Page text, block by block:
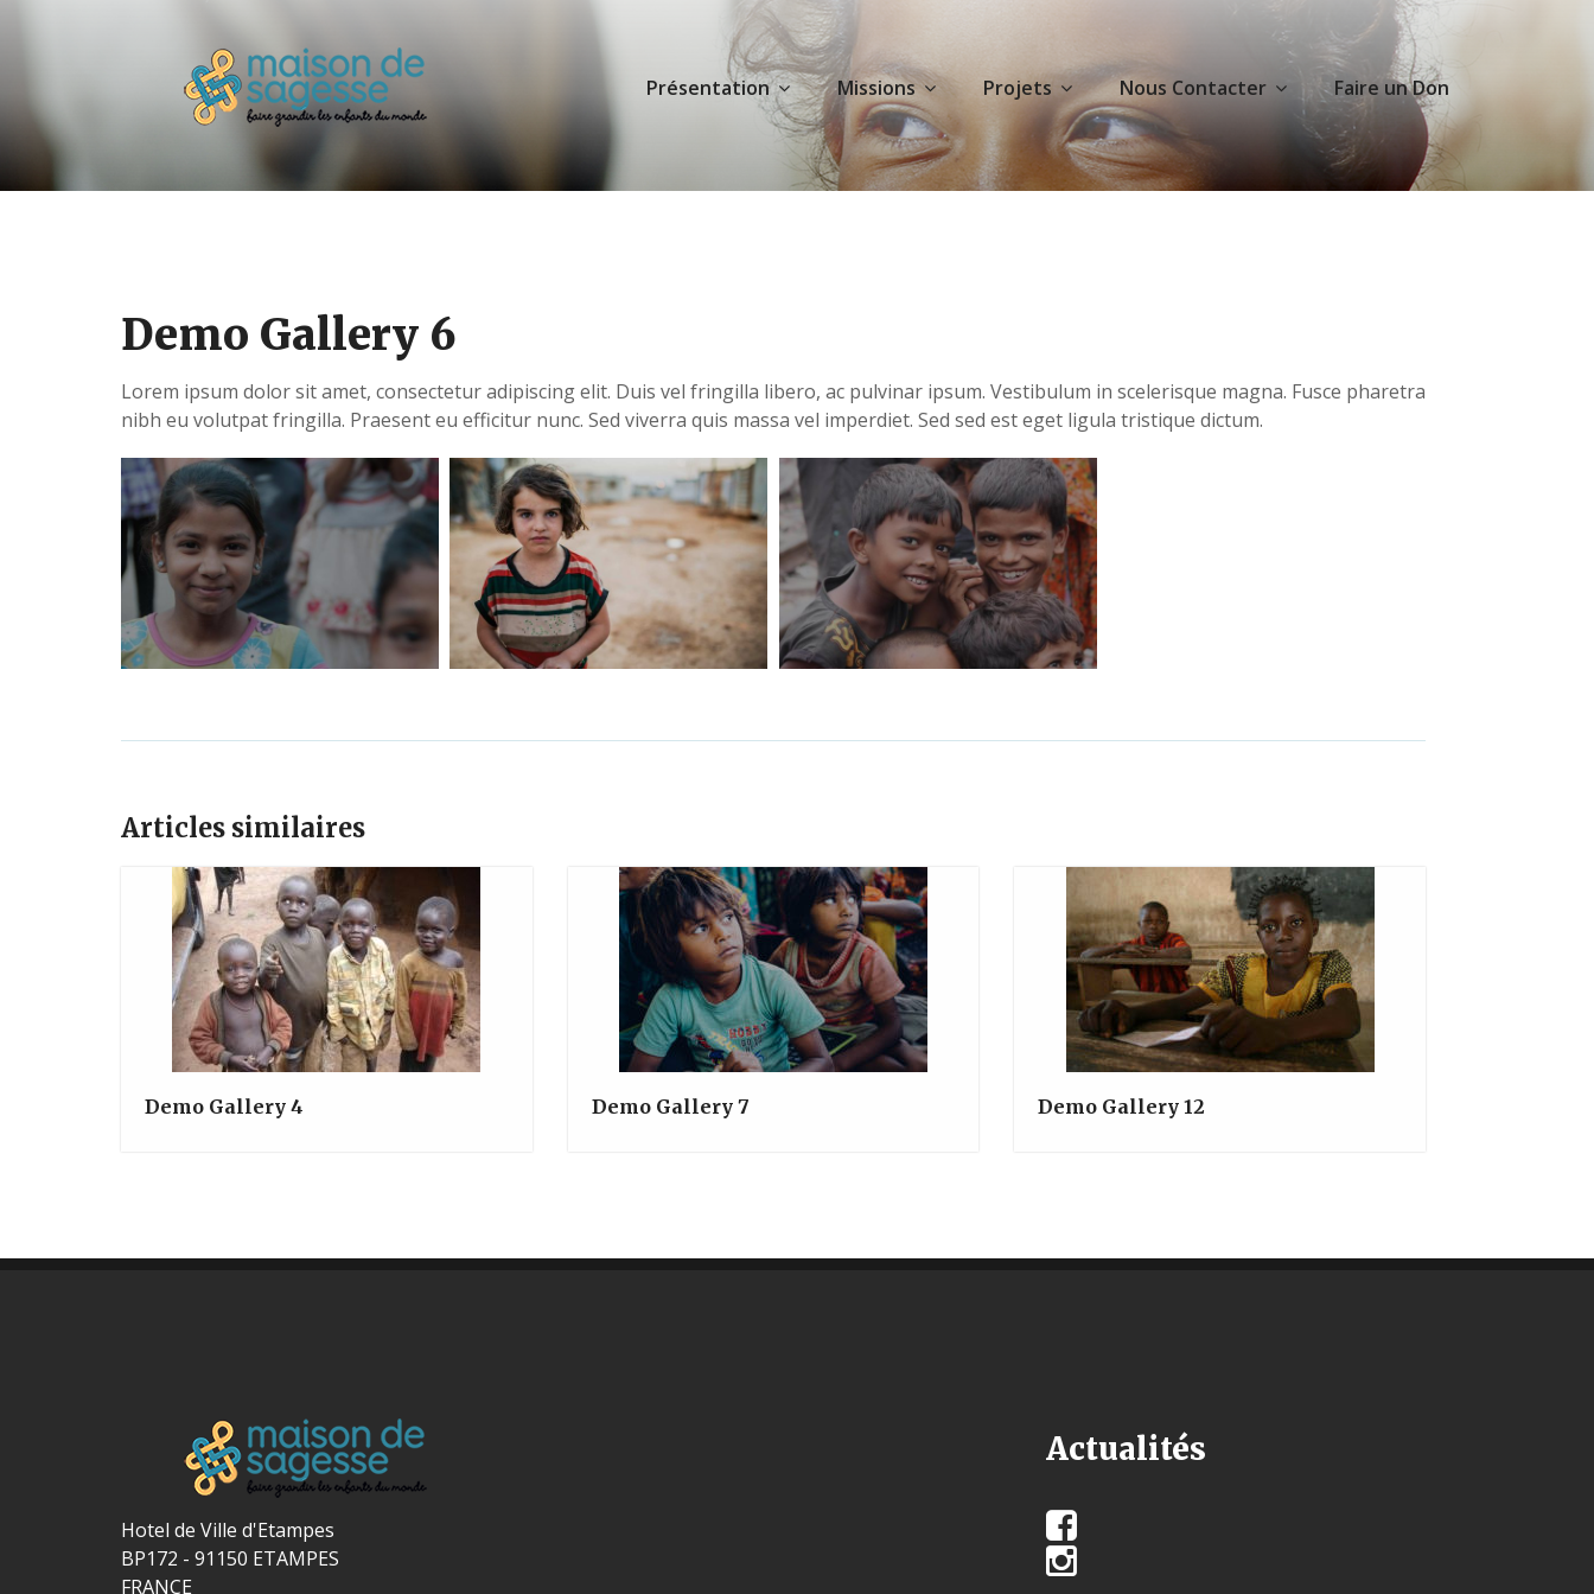
Présentation Missions Projets Nous Contacter Faire un Don
Demo Gallery 6
Lorem ipsum dolor sit amet, consectetur adipiscing elit. Duis vel fringilla libero, ac pulvinar ipsum. Vestibulum in scelerisque magna. Fusce pharetra
nibh eu volutpat fringilla. Praesent eu efficitur nunc. Sed viverra quis massa vel imperdiet. Sed sed est eget ligula tristique dictum.
Articles similaires
Demo Gallery 4 Demo Gallery 7 Demo Gallery 12
Hotel de Ville d'Etampes
BP172 - 91150 ETAMPES
FRANCE
Actualités